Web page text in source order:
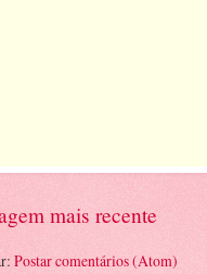
mais recente
Postar comentários (Atom)